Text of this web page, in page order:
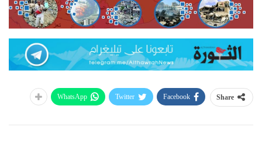
Share
Facebook
Twitter
WhatsApp